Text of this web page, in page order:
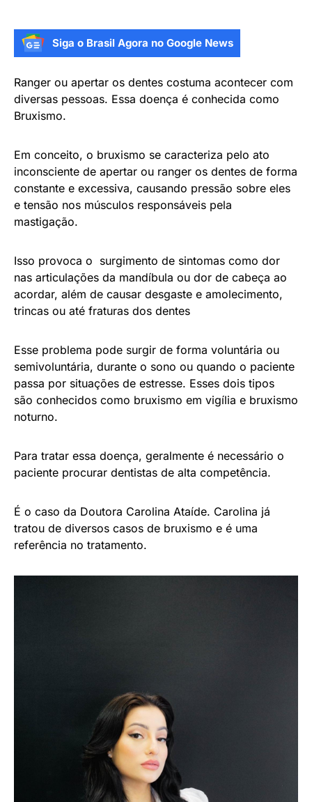
Siga o Brasil Agora no Google News
Ranger ou apertar os dentes costuma acontecer com
diversas pessoas. Essa doença é conhecida como
Bruxismo.
Em conceito, o bruxismo se caracteriza pelo ato
inconsciente de apertar ou ranger os dentes de forma
constante e excessiva, causando pressão sobre eles
e tensão nos músculos responsáveis pela
mastigação.
Isso provoca o surgimento de sintomas como dor
nas articulações da mandíbula ou dor de cabeça ao
acordar, além de causar desgaste e amolecimento,
trincas ou até fraturas dos dentes
Esse problema pode surgir de forma voluntária ou
semivoluntária, durante o sono ou quando o paciente
passa por situações de estresse. Esses dois tipos
são conhecidos como bruxismo em vigília e bruxismo
noturno.
Para tratar essa doença, geralmente é necessário o
paciente procurar dentistas de alta competência.
É o caso da Doutora Carolina Ataíde. Carolina já
tratou de diversos casos de bruxismo e é uma
referência no tratamento.